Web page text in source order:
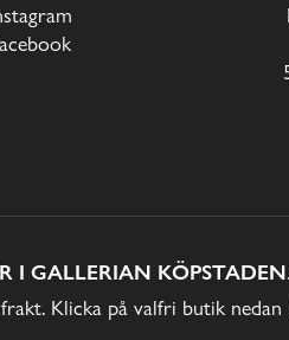
I GALLERIAN
Klicka på valfri butik